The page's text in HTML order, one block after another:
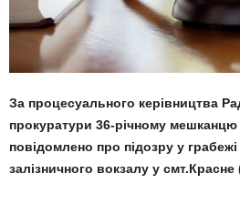
За процесуального керівництва
прокуратури 36-річному мешканцю
повідомлено про підозру у грабежі
залізничного вокзалу у смт.Красне